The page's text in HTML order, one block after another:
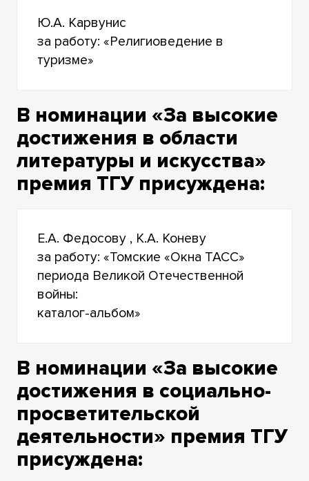
Ю.А. Карвунис
за работу: «Религиоведение в
туризме»
В номинации «За высокие
достижения в области
литературы и искусства»
премия ТГУ присуждена:
Е.А. Федосову , К.А. Коневу
за работу: «Томские «Окна ТАСС»
периода Великой Отечественной
войны:
каталог-альбом»
В номинации «За высокие
достижения в социально-
просветительской
деятельности» премия ТГУ
присуждена: